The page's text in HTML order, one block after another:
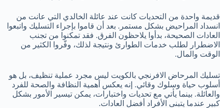
قديمة واحدة من التحديات كانت عند عائلة الخالدي التي عانت من
انسداد المراحيض بشكل مستمر. بعد أن قاموا بإجراء التسليك واتبعوا
العادات الصحيحة، بدأوا يلاحظون الفرق. فقد تمكنوا من تجنب
الاضطرار لطلب خدمات الطوارئ ونتيجة لذلك، وفّروا الكثير من
الوقت والمال.
تسليك المرحاض الافرنجي بالكويت ليس مجرد عملية تنظيف، بل هو
أسلوب حياة وسلوك وقائي. إنه يعكس أهمية النظافة والصحة للفرد
والعائلة. بينما يأتي مع تحديات واختبارات، يمكن تيسير الأمور بشكل
كبير عندما يتبنى الأفراد أفضل العادات.